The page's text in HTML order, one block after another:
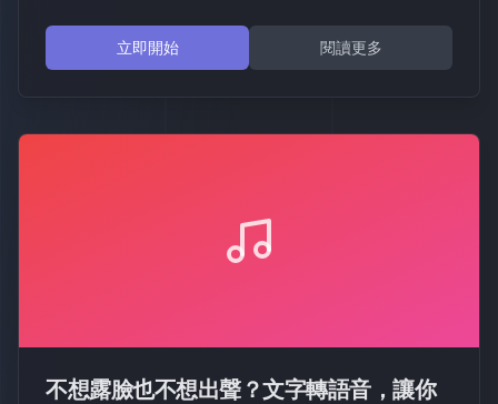
測並修剪靜音，讓你的剪輯流程快到飛起，把寶貴
的時間還給創作！
立即開始 閱讀更多
不想露臉也不想出聲？文字轉語音，讓你